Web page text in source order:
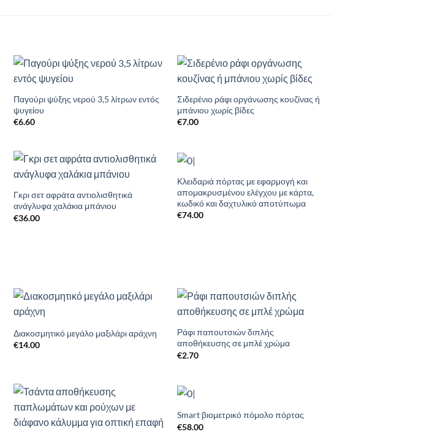
Wishlist
Παγούρι ψύξης νερού 3,5 λίτρων εντός
ψυγείου
€6.60
Wishlist
Σιδερένιο ράφι οργάνωσης κουζίνας ή
μπάνιου χωρίς βίδες
€7.00
Wishlist
Γκρι σετ αφράτα αντιολισθητικά
ανάγλυφα χαλάκια μπάνιου
€36.00
Add to
Wishlist
Κλειδαριά πόρτας με εφαρμογή και
απομακρυσμένου ελέγχου με κάρτα,
κωδικό και δαχτυλικό αποτύπωμα
€74.00
Wishlist
Διακοσμητικό μεγάλο μαξιλάρι αράχνη
€14.00
Ράφι παπουτσιών διπλής
αποθήκευσης σε μπλέ χρώμα
€2.70
Add to
Wishlist
Add to
Smart βιομετρικό πόμολο πόρτας
€58.00